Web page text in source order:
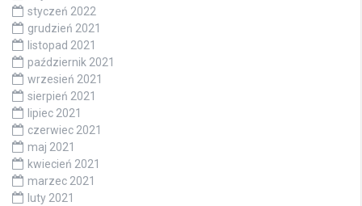
styczeń 2022
grudzień 2021
listopad 2021
październik 2021
wrzesień 2021
sierpień 2021
lipiec 2021
czerwiec 2021
maj 2021
kwiecień 2021
marzec 2021
luty 2021